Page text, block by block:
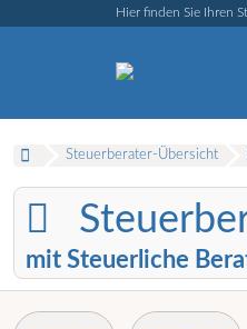
Hier finden Sie Ihren
Steuerberater-Übersicht
mit Steuerliche